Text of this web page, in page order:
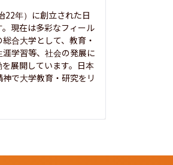
22年）に創立された日
現在は多彩なフィール
合大学として、教育・
学習等、社会の発展に
展開しています。日本
で大学教育・研究をリ